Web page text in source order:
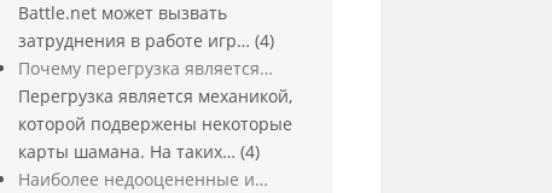
Battle.net может вызвать
затруднения в работе игр… (4)
Почему перегрузка является…
Перегрузка является механикой,
которой подвержены некоторые
карты шамана. На таких… (4)
Наиболее недооцененные и…